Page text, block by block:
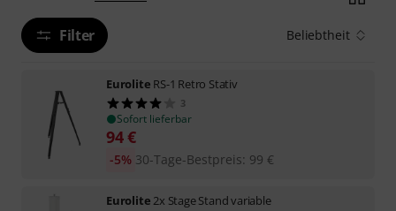
Filter Beliebtheit
Eurolite RS-1 Retro Stativ
3
Sofort lieferbar
94€
30-Tage-Bestpreis: 99 €
-5%
Eurolite 2x Stage Stand variable